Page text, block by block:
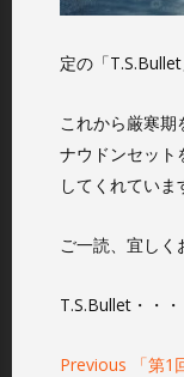
定の「
これから厳寒期
ナウドンセット
してくれていま
ご一読、宜しく
T.S.Bullet・・
Previous
P「第